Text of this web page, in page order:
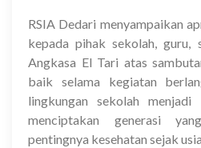
RSIA Dedari menyampaikan
kepada pihak sekolah, guru,
Angkasa El Tari atas
baik selama kegiatan
lingkungan sekolah
menciptakan generasi
pentingnya kesehatan sejak